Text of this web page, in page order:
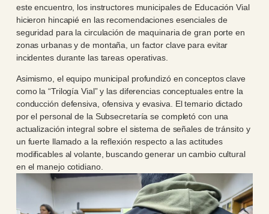
este encuentro, los instructores municipales de Educación Vial
hicieron hincapié en las recomendaciones esenciales de
seguridad para la circulación de maquinaria de gran porte en
zonas urbanas y de montaña, un factor clave para evitar
incidentes durante las tareas operativas.
Asimismo, el equipo municipal profundizó en conceptos clave
como la “Trilogía Vial” y las diferencias conceptuales entre la
conducción defensiva, ofensiva y evasiva. El temario dictado
por el personal de la Subsecretaría se completó con una
actualización integral sobre el sistema de señales de tránsito y
un fuerte llamado a la reflexión respecto a las actitudes
modificables al volante, buscando generar un cambio cultural
en el manejo cotidiano.